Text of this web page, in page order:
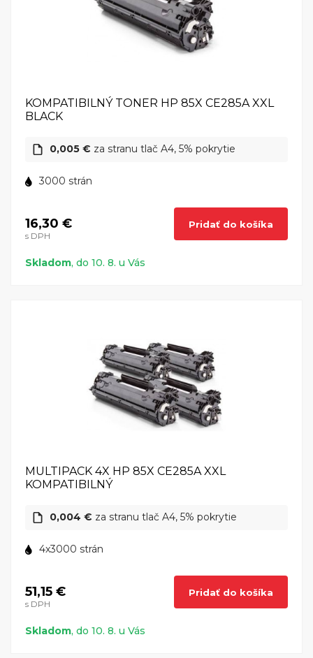
KOMPATIBILNÝ TONER HP 85X CE285A XXL
BLACK
0,005 € za stranu tlač A4, 5% pokrytie
3000 strán
16,30 €
s DPH
Pridať do košíka
Skladom, do 10. 8. u Vás
MULTIPACK 4X HP 85X CE285A XXL
KOMPATIBILNÝ
0,004 € za stranu tlač A4, 5% pokrytie
4x3000 strán
51,15 €
s DPH
Pridať do košíka
Skladom, do 10. 8. u Vás